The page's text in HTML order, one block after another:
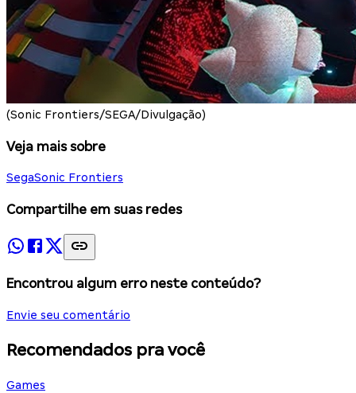
(Sonic Frontiers/SEGA/Divulgação)
Veja mais sobre
SegaSonic Frontiers
Compartilhe em suas redes
Encontrou algum erro neste conteúdo?
Envie seu comentário
Recomendados pra você
Games